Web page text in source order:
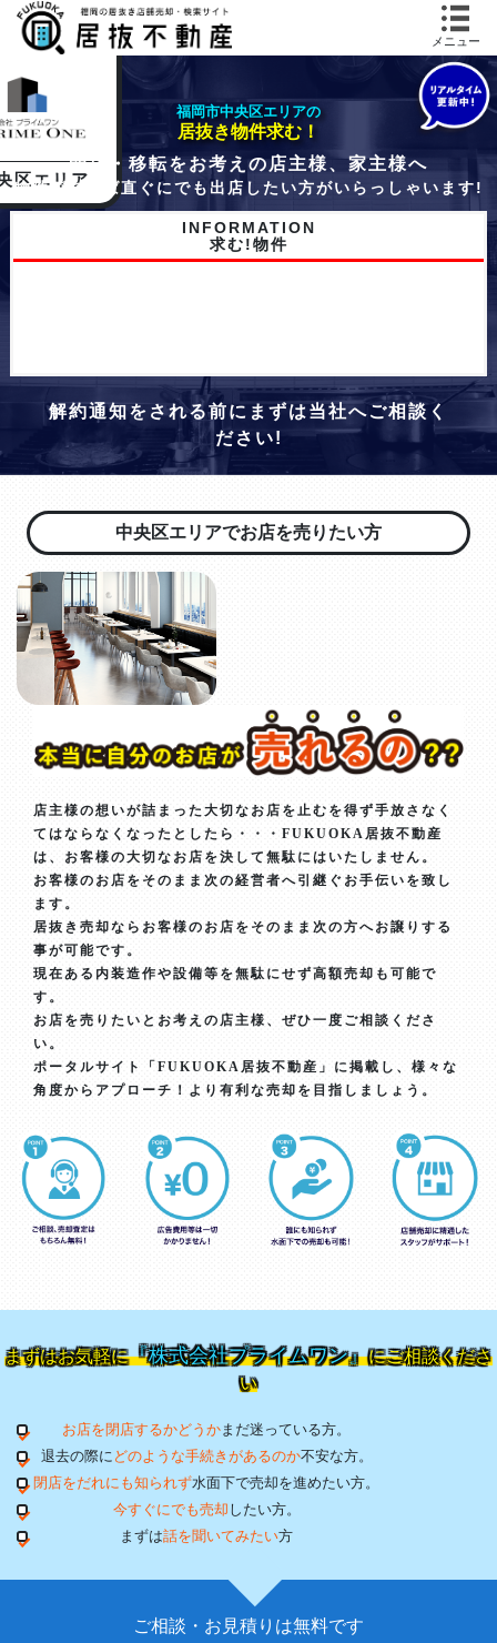
メニュー
区エリア
福岡市中央区エリアの
居抜き物件求む！
閉店・移転をお考えの店主様、家主様へ
物件があれば直ぐにでも出店したい方がいらっしゃいます!
INFORMATION
求む!物件
解約通知をされる前にまずは当社へご相談く
ださい!
中央区エリアでお店を売りたい方
店主様の想いが詰まった大切なお店を止むを得ず手放さなく
てはならなくなったとしたら・・・FUKUOKA居抜不動産
は、お客様の大切なお店を決して無駄にはいたしません。
お客様のお店をそのまま次の経営者へ引継ぐお手伝いを致し
ます。
居抜き売却ならお客様のお店をそのまま次の方へお譲りする
事が可能です。
現在ある内装造作や設備等を無駄にせず高額売却も可能で
す。
お店を売りたいとお考えの店主様、ぜひ一度ご相談くださ
い。
ポータルサイト「FUKUOKA居抜不動産」に掲載し、様々な
角度からアプローチ！より有利な売却を目指しましょう。
まずはお気軽に『株式会社プライムワン』にご相談くださ
い
お店を閉店するかどうかまだ迷っている方。
退去の際に どのような手続きがあるのか不安な方。
閉店をだれにも知られず水面下で売却を進めたい方。
今すぐにでも売却 したい方。
まずは話を聞いてみたい方
ご相談・お見積りは無料です